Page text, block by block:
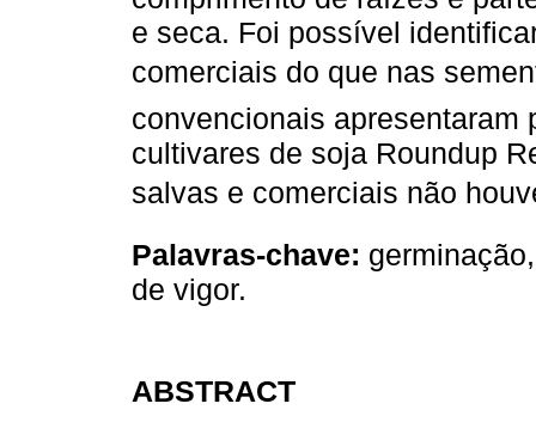
e seca. Foi possível
comerciais do que nas
convencionais
cultivares de soja Roundup
salvas e comerciais não
Palavras-chave:
de vigor.
ABSTRACT